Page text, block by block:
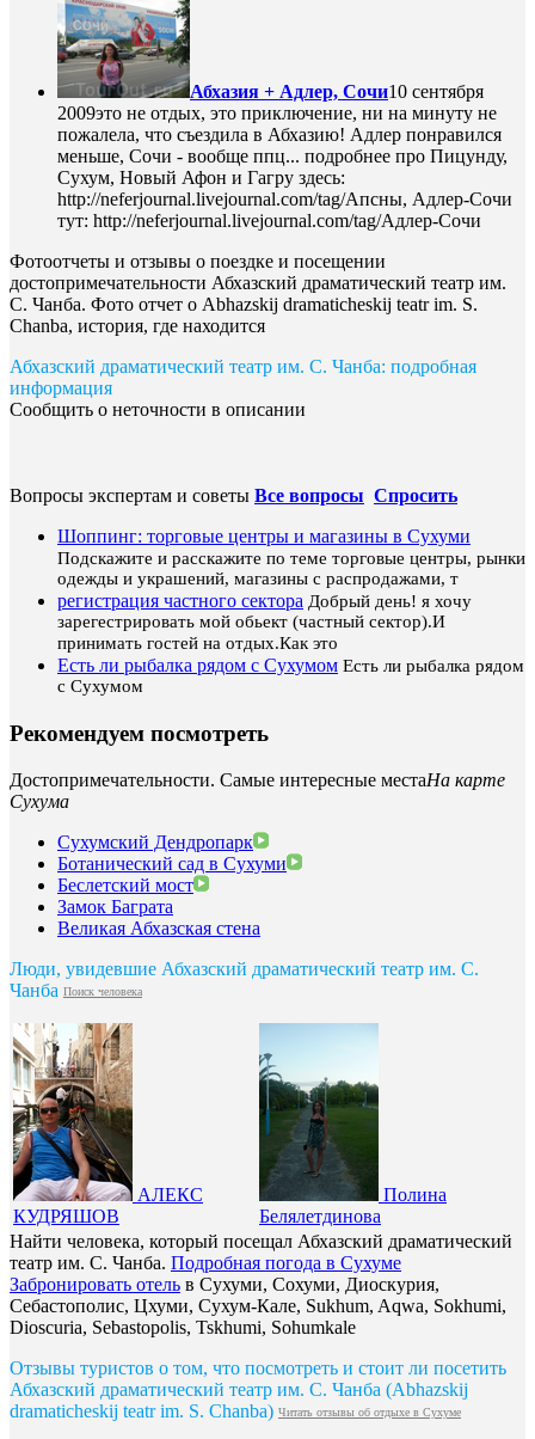
Абхазия + Адлер, Сочи10 сентября
2009это не отдых, это приключение, ни на минуту не
пожалела, что съездила в Абхазию! Адлер понравился
меньше, Сочи - вообще ппц... подробнее про Пицунду,
Сухум, Новый Афон и Гагру здесь:
http://neferjournal.livejournal.com/tag/Апсны, Адлер-Сочи
тут: http://neferjournal.livejournal.com/tag/Адлер-Сочи
Фотоотчеты и отзывы о поездке и посещении
достопримечательности Абхазский драматический театр им.
С. Чанба. Фото отчет о Abhazskij dramaticheskij teatr im. S.
Chanba, история, где находится
Абхазский драматический театр им. С. Чанба: подробная
информация
Сообщить о неточности в описании
Вопросы экспертам и советы Все вопросы Спросить
Шоппинг: торговые центры и магазины в Сухуми
Подскажите и расскажите по теме торговые центры, рынки
одежды и украшений, магазины с распродажами, т
регистрация частного сектора Добрый день! я хочу
зарегестрировать мой обьект (частный сектор).И
принимать гостей на отдых.Как это
Есть ли рыбалка рядом с Сухумом Есть ли рыбалка рядом
с Сухумом
Рекомендуем посмотреть
Достопримечательности. Самые интересные местаНа карте
Сухума
Сухумский Дендропарк
Ботанический сад в Сухуми
Беслетский мост
Замок Баграта
Великая Абхазская стена
Люди, увидевшие Абхазский драматический театр им. С.
Чанба Поиск человека
АЛЕКС
КУДРЯШОВ
Полина
Белялетдинова
Найти человека, который посещал Абхазский драматический
театр им. С. Чанба. Подробная погода в Сухуме
Забронировать отель в Сухуми, Сохуми, Диоскурия,
Себастополис, Цхуми, Сухум-Кале, Sukhum, Aqwa, Sokhumi,
Dioscuria, Sebastopolis, Tskhumi, Sohumkale
Отзывы туристов о том, что посмотреть и стоит ли посетить
Абхазский драматический театр им. С. Чанба (Abhazskij
dramaticheskij teatr im. S. Chanba) Читать отзывы об отдыхе в Сухуме